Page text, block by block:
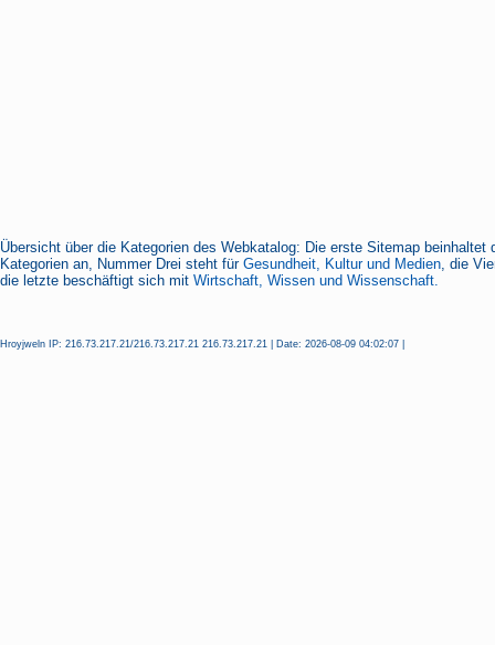
Übersicht über die Kategorien des Webkatalog: Die erste Sitemap beinhaltet
Kategorien an, Nummer Drei steht für Gesundheit, Kultur und Medien, die
die letzte beschäftigt sich mit Wirtschaft, Wissen und Wissenschaft.
Hroyjweln IP: 216.73.217.21/216.73.217.21 216.73.217.21 | Date: 2026-08-09 04:02:07 |